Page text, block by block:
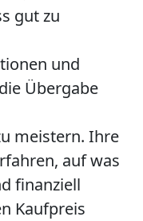
gut zu
und
Übergabe
meistern. Ihre
auf was
finanziell
Kaufpreis